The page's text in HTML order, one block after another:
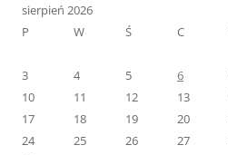
sierpień 2026
P
W Ś C
3
4 5 6
10
11 12 13
17
18 19 20
24
25 26 27